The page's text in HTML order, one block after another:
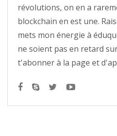
révolutions, on en a
blockchain en est une.
mets mon énergie à
ne soient pas en retard
t'abonner à la page et